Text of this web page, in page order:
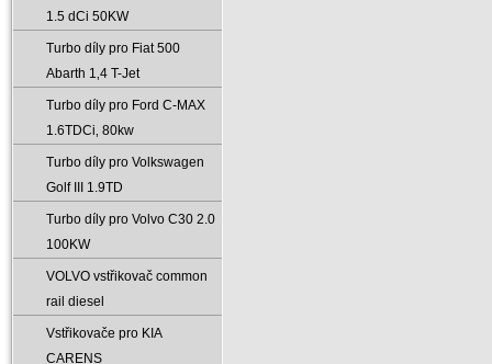
1.5 dCi 50KW
Turbo díly pro Fiat 500
Abarth 1‚4 T-Jet
Turbo díly pro Ford C-MAX
1.6TDCi‚ 80kw
Turbo díly pro Volkswagen
Golf III 1.9TD
Turbo díly pro Volvo C30 2.0
100KW
VOLVO vstřikovač common
rail diesel
Vstřikovače pro KIA
CARENS